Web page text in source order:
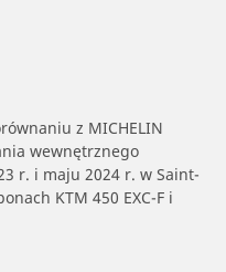
z MICHELIN
wewnętrznego
r. i maju 2024 r. w Saint-
KTM 450 EXC-F i